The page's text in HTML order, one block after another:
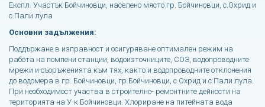
Експл. Участък Бойчиновци, населено място гр. Бойчиновци, с.Охрид и
с.Пали лула
Основни задължения:
Поддържане в изправност и осигуряване оптимален режим на
работа на помпени станции, водоизточниците, СОЗ, водопроводните
мрежи и съоръженията към тях, както и водопроводните отклонения
до водомера в гр. Бойчиновци, гр.Бойчиновци, с.Охрид и с.Пали лула.
При необходимост участва в строително- ремонтните дейности на
територията на У-к Бойчиновци. Хлориране на питейната вода